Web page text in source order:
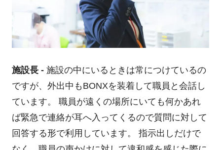
施設長 - 施設の中にいるときは常につけているの
ですが、外出中もBONXを装着して職員と会話し
ています。 職員が遠くの場所にいても何かあれ
ば緊急で連絡が耳へ入ってくるので質問に対して
回答する形で利用しています。 指示出しだけで